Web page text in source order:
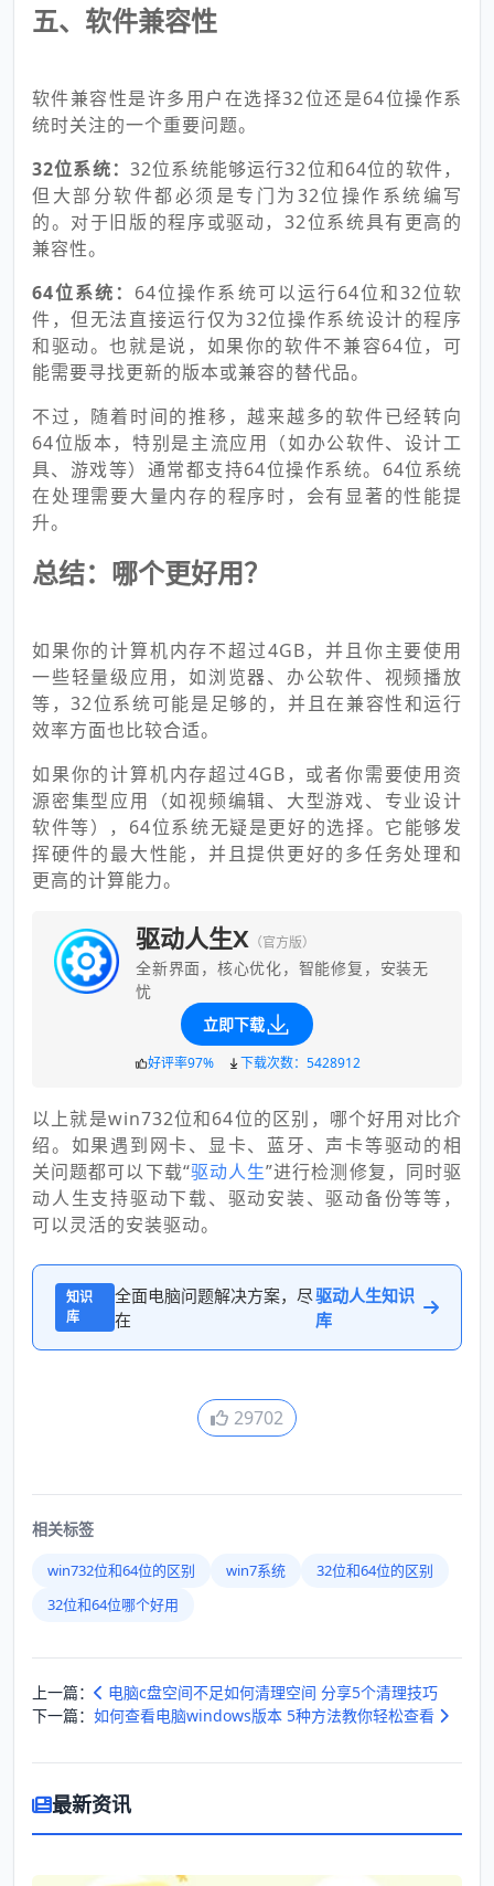
五、软件兼容性
软件兼容性是许多用户在选择32位还是64位操作系
统时关注的一个重要问题。
32位系统： 32位系统能够运行32位和64位的软件，
但大部分软件都必须是专门为32位操作系统编写
的。对于旧版的程序或驱动，32位系统具有更高的
兼容性。
64位系统： 64位操作系统可以运行64位和32位软
件，但无法直接运行仅为32位操作系统设计的程序
和驱动。也就是说，如果你的软件不兼容64位，可
能需要寻找更新的版本或兼容的替代品。
不过，随着时间的推移，越来越多的软件已经转向
64位版本，特别是主流应用（如办公软件、设计工
具、游戏等）通常都支持64位操作系统。64位系统
在处理需要大量内存的程序时，会有显著的性能提
升。
总结：哪个更好用？
如果你的计算机内存不超过4GB，并且你主要使用
一些轻量级应用，如浏览器、办公软件、视频播放
等，32位系统可能是足够的，并且在兼容性和运行
效率方面也比较合适。
如果你的计算机内存超过4GB，或者你需要使用资
源密集型应用（如视频编辑、大型游戏、专业设计
软件等），64位系统无疑是更好的选择。它能够发
挥硬件的最大性能，并且提供更好的多任务处理和
更高的计算能力。
驱动人生X （官方版）
全新界面，核心优化，智能修复，安装无
忧
立即下载
好评率97% 下载次数：5428912
以上就是win732位和64位的区别，哪个好用对比介
绍。如果遇到网卡、显卡、蓝牙、声卡等驱动的相
关问题都可以下载“驱动人生”进行检测修复，同时驱
动人生支持驱动下载、驱动安装、驱动备份等等，
可以灵活的安装驱动。
知识
库
全面电脑问题解决方案，尽
在
驱动人生知识
库
29702
相关标签
win732位和64位的区别 win7系统
32位和64位的区别
32位和64位哪个好用
上一篇：
电脑c盘空间不足如何清理空间 分享5个清理技巧
下一篇： 如何查看电脑windows版本 5种方法教你轻松查看
最新资讯